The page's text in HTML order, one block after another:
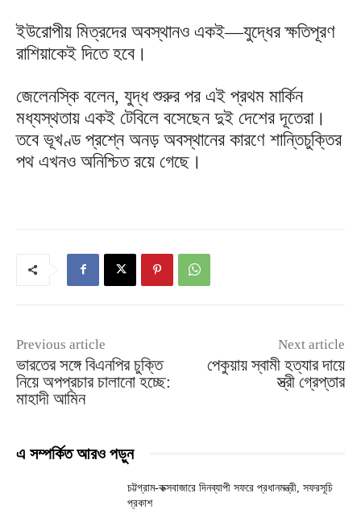
ইউরোপীয় মিত্রদের অবস্থানও একই—যুদ্ধের ক্ষতিপূরণ
রাশিয়াকেই দিতে হবে।
জেলেনস্কি বলেন, যুদ্ধ শুরুর পর এই প্রথম মার্কিন
মধ্যস্থতায় একই টেবিলে বসেছেন দুই দেশের দূতেরা।
তবে ভূখণ্ড প্রশ্নে অনড় অবস্থানের কারণে শান্তিচুক্তির
পথ এখনও অনিশ্চিত রয়ে গেছে।
Previous article
ভারতের সঙ্গে বিএনপির চুক্তি
নিয়ে অপপ্রচার চালানো হচ্ছে:
মাহাদী আমিন
Next article
পেকুয়ায় স্বামী হত্যার দায়ে
স্ত্রী গ্রেপ্তার
এ সম্পর্কিত আরও পড়ুন
চট্টগ্রাম-কক্সবাজারে দিনব্যাপী সফরে প্রধানমন্ত্রী, সফরসূচি
প্রকাশ